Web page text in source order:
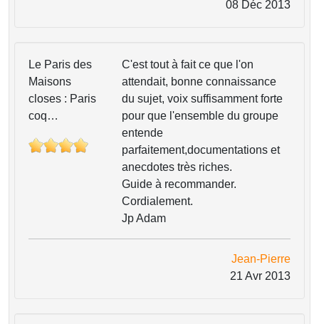
08 Déc 2013
Le Paris des
Maisons
closes : Paris
coq…
C'est tout à fait ce que l'on
attendait, bonne connaissance
du sujet, voix suffisamment forte
pour que l'ensemble du groupe
entende
parfaitement,documentations et
anecdotes très riches.
Guide à recommander.
Cordialement.
Jp Adam
Jean-Pierre
21 Avr 2013